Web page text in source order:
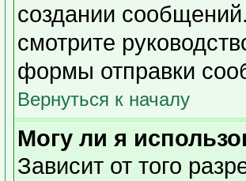
создании
смотрите
формы отправки
Вернуться к началу
Могу ли я
Зависит от того